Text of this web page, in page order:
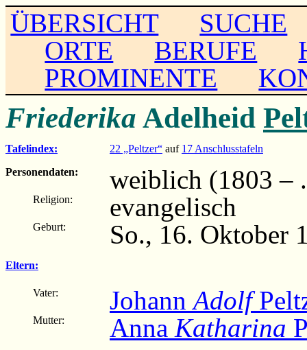
ÜBERSICHT
SUCHE
ORTE
BERUFE
PROMINENTE
Friederika Adelheid
Tafelindex: 22 „Peltzer“ auf 17 Anschlusstafeln
Personendaten:
weiblich (1803 –
Religion: evangelisch
Geburt: So., 16. Oktober
Eltern:
Vater: JohannAdolf
Mutter: Anna Katharina